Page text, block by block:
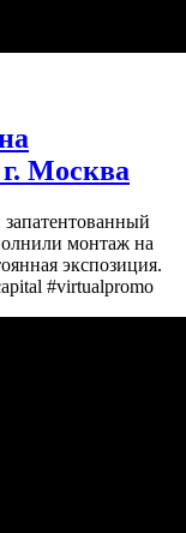
Москва
монтаж на
экспозиция.
#virtualpromo